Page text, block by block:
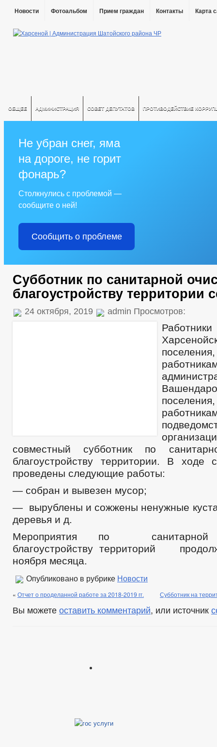
Новости Фотоальбом Прием граждан Контакты Карта
ОБЩЕЕ АДМИНИСТРАЦИЯ СОВЕТ ДЕПУТАТОВ ПРОТИВОДЕЙСТВИЕ
Не убран снег, яма
на дороге, не горит
фонарь?
Столкнулись с проблемой —
сообщите о ней!
Сообщить о проблеме
Субботник по санитарной
благоустройству территории
24 октября, 2019 admin Просмотров:
совместный субботник по
благоустройству территории. В ходе
проведены следующие работы:
— собран и вывезен мусор;
— вырублены и сожжены ненужные
деревья и д.
Мероприятия по
благоустройству территорий
ноября месяца.
Опубликовано в рубрике Новости
« Отчет о проделанной работе за 2018-2019 гг. Субботник на
Вы можете оставить комментарий, или источник